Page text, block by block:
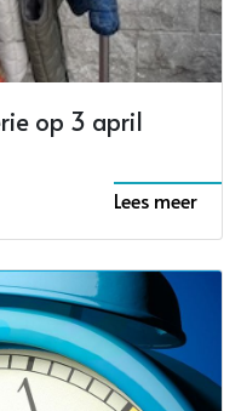
op 3 april
Lees meer